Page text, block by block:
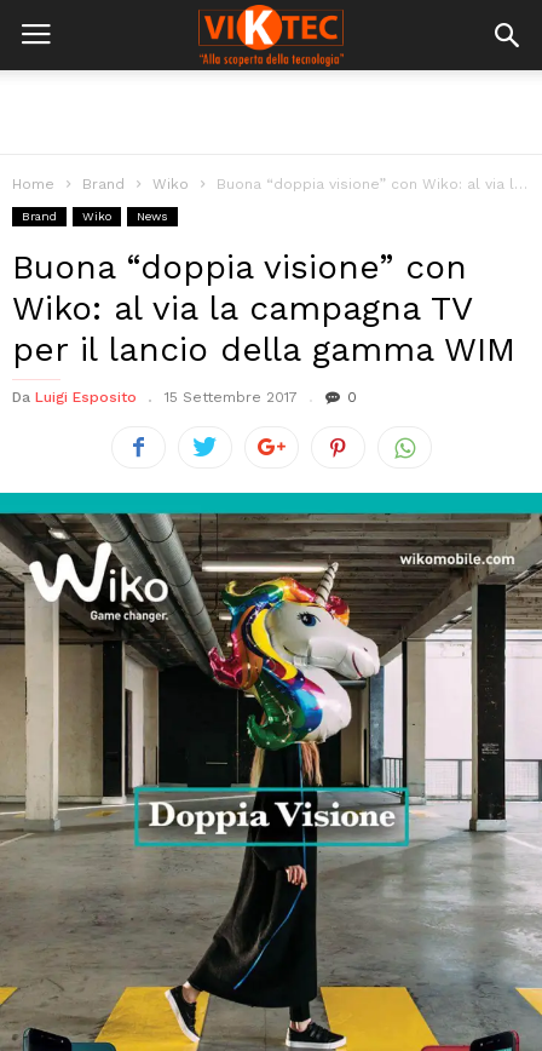
Home Brand Wiko Buona “doppia visione” con Wiko: al via la campagna TV per il...
Brand Wiko News
Buona “doppia visione” con
Wiko: al via la campagna TV
per il lancio della gamma WIM
Da Luigi Esposito 15 Settembre 2017 0